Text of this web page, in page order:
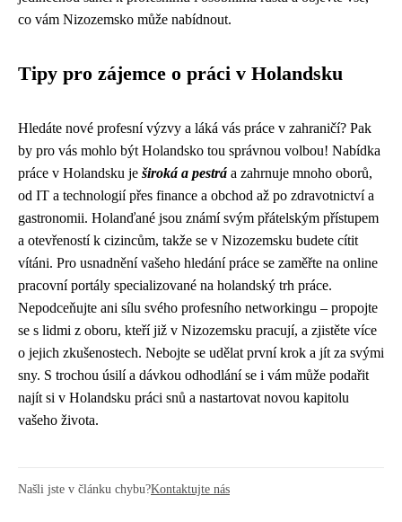
co vám Nizozemsko může nabídnout.
Tipy pro zájemce o práci v Holandsku
Hledáte nové profesní výzvy a láká vás práce v zahraničí? Pak
by pro vás mohlo být Holandsko tou správnou volbou! Nabídka
práce v Holandsku je široká a pestrá a zahrnuje mnoho oborů,
od IT a technologií přes finance a obchod až po zdravotnictví a
gastronomii. Holanďané jsou známí svým přátelským přístupem
a otevřeností k cizincům, takže se v Nizozemsku budete cítit
vítáni. Pro usnadnění vašeho hledání práce se zaměřte na online
pracovní portály specializované na holandský trh práce.
Nepodceňujte ani sílu svého profesního networkingu – propojte
se s lidmi z oboru, kteří již v Nizozemsku pracují, a zjistěte více
o jejich zkušenostech. Nebojte se udělat první krok a jít za svými
sny. S trochou úsilí a dávkou odhodlání se i vám může podařit
najít si v Holandsku práci snů a nastartovat novou kapitolu
vašeho života.
Našli jste v článku chybu?Kontaktujte nás